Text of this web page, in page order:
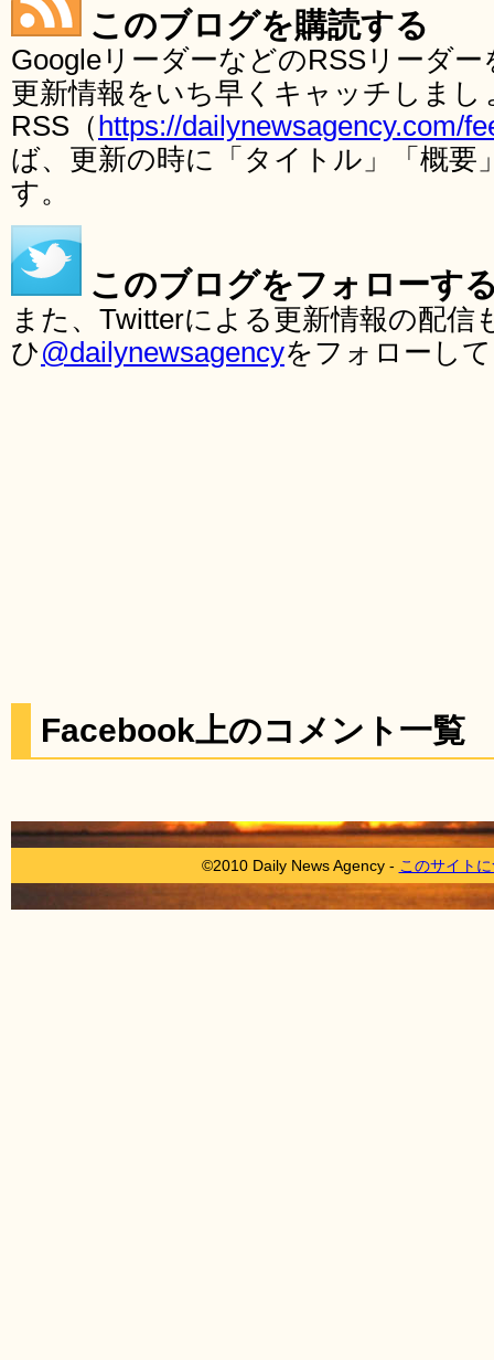
このブログを購読する
GoogleリーダーなどのRSSリーダ
更新情報をいち早くキャッチしま
RSS（ https://dailynewsagency.com/
ば、更新の時に「タイトル」「概要
す。
このブログをフォローす
また、Twitterによる更新情報の配
ひ@dailynewsagencyをフォローし
Facebook上のコメント一覧
©2010 Daily News Agency - このサイト